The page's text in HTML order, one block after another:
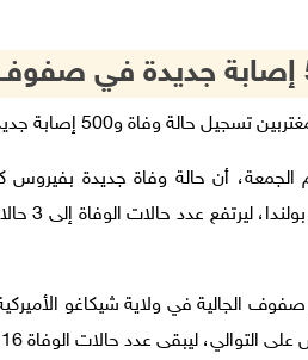
الجمعة، أن حالة وفاة جديدة
في صفوف الجالية في ولاية شيكاغو